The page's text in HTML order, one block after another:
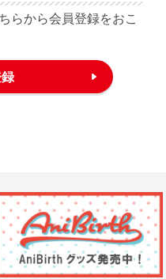
らから会員登録をおこ